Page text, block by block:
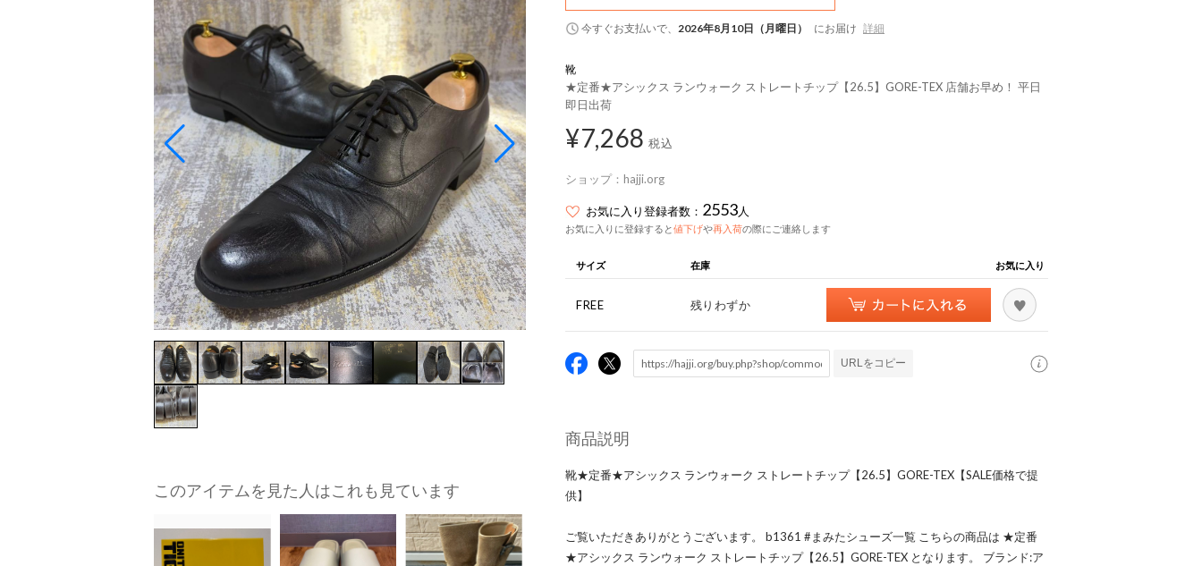
このアイテムを見た人はこれも見ています
今すぐお支払いで、 2026年8月10日（月曜日） にお届け 詳細
靴
★定番★アシックス ランウォーク ストレートチップ【26.5】GORE-TEX 店舗お早め！ 平日
即日出荷
¥7,268 税込
ショップ： hajji.org
お気に入り登録者数： 2553人
お気に入りに登録すると値下げや再入荷の際にご連絡します
サイズ 在庫 お気に入り
FREE 残りわずか
URLをコピー
商品説明
靴★定番★アシックス ランウォーク ストレートチップ【26.5】GORE-TEX【SALE価格で提
供】
ご覧いただきありがとうございます。 b1361 #まみたシューズ一覧 こちらの商品は ★定番
★アシックス ランウォーク ストレートチップ【26.5】GORE-TEX となります。 ブランド:ア